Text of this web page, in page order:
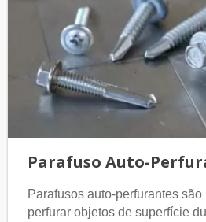
Parafuso Auto-
Parafusos auto-perfurantes
perfurar objetos de superfície